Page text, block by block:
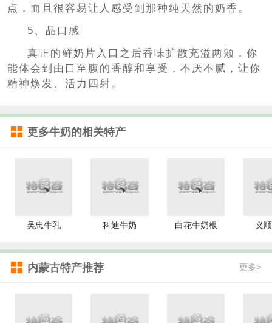
点，而且很容易让人感受到那种纯天然的奶香。
5、品口感
真正的鲜奶片入口之后香味扩散充溢两颊，你
能体会到由口至腹的香醇和享受，不厌不腻，让你
精神焕发、活力四射。
更多牛奶的相关特产
吴忠牛乳 科迪牛奶 白花牛奶根 义
内蒙古特产推荐 更多>